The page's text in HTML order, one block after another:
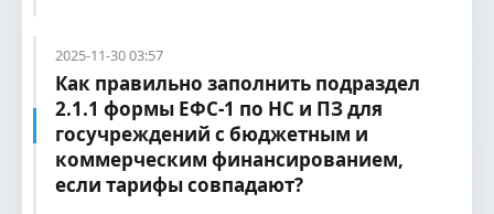
2025-11-30 03:57
Как правильно заполнить подраздел
2.1.1 формы ЕФС-1 по НС и ПЗ для
госучреждений с бюджетным и
коммерческим финансированием,
если тарифы совпадают?